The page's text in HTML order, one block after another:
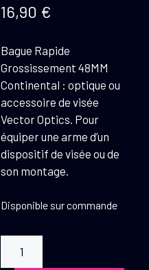
16,90 €
Bague Rapide
Grossissement 48MM
Continental : optique ou
accessoire de visée
Vector Optics. Pour
équiper une arme d’un
dispositif de visée ou de
son montage.
Disponible sur commande